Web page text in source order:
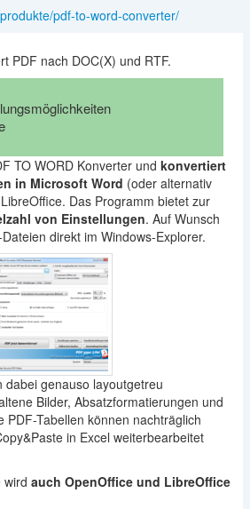
pdf-to-word-converter/
PDF nach DOC(X) und RTF.
TO WORD Konverter und konvertiert
in Microsoft Word (oder alternativ
Das Programm bietet zur
von Einstellungen. Auf Wunsch
direkt im Windows-Explorer.
dabei genauso layoutgetreu
Bilder, Absatzformatierungen und
PDF-Tabellen können nachträglich
in Excel weiterbearbeitet
wird auch OpenOffice und LibreOffice